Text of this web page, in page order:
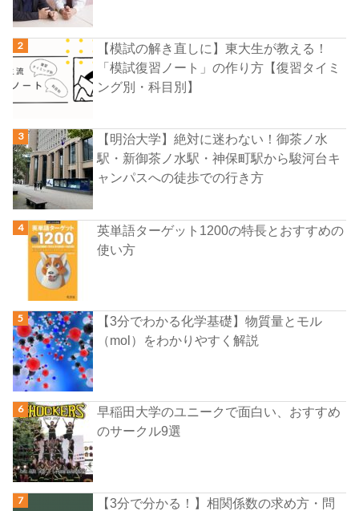
【模試の解き直しに】東大生が教える！
「模試復習ノート」の作り方【復習タイミ
ング別・科目別】
【明治大学】絶対に迷わない！御茶ノ水
駅・新御茶ノ水駅・神保町駅から駿河台キ
ャンパスへの徒歩での行き方
英単語ターゲット1200の特長とおすすめの
使い方
【3分でわかる化学基礎】物質量とモル
（mol）をわかりやすく解説
早稲田大学のユニークで面白い、おすすめ
のサークル9選
【3分で分かる！】相関係数の求め方・問